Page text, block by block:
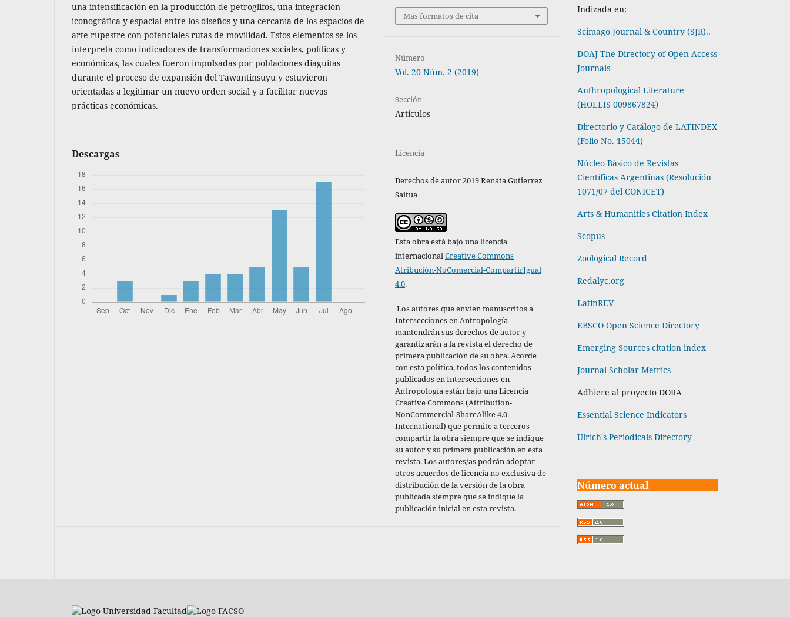
una intensificación en la producción de petroglifos, una integración
iconográfica y espacial entre los diseños y una cercanía de los espacios de
arte rupestre con potenciales rutas de movilidad. Estos elementos se los
interpreta como indicadores de transformaciones sociales, políticas y
económicas, las cuales fueron impulsadas por poblaciones diaguitas
durante el proceso de expansión del Tawantinsuyu y estuvieron
orientadas a legitimar un nuevo orden social y a facilitar nuevas
prácticas económicas.
Descargas
Más formatos de cita
Número
Vol. 20 Núm. 2 (2019)
Sección
Artículos
Licencia
Derechos de autor 2019 Renata Gutierrez
Saitua
Esta obra está bajo una licencia
internacionalCreative Commons
Atribución-NoComercial-CompartirIgual
4.0.
Los autores que envíen manuscritos a
Intersecciones en Antropología
mantendrán sus derechos de autor y
garantizarán a la revista el derecho de
primera publicación de su obra. Acorde
con esta política,todos los contenidos
publicados en Intersecciones en
Antropología están bajo una Licencia
Creative Commons (Attribution-
NonCommercial-ShareAlike 4.0
International) que permite a terceros
compartir la obra siempre que se indique
su autor y su primera publicación en esta
revista. Los autores/as podrán adoptar
otros acuerdos de licencia no exclusiva de
distribución de la versión de la obra
publicada siempre que se indique la
publicación inicial en esta revista.
Indizada en:
Scimago Journal & Country (SJR)..
DOAJ The Directory of Open Access
Journals
Anthropological Literature
(HOLLIS 009867824)
Directorio y Catálogo de LATINDEX
(Folio No. 15044)
Núcleo Básico de Revistas
Científicas Argentinas (Resolución
1071/07 del CONICET)
Arts & Humanities Citation Index
Scopus
Zoological Record
Redalyc.org
LatinREV
EBSCO Open Science Directory
Emerging Sources citation index
Journal Scholar Metrics
Adhiere al proyecto DORA
Essential Science Indicators
Ulrich's Periodicals Directory
Número actual